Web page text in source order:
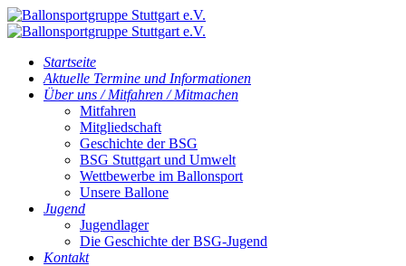
Startseite
Aktuelle Termine und Informationen
Über uns / Mitfahren / Mitmachen
Mitfahren
Mitgliedschaft
Geschichte der BSG
BSG Stuttgart und Umwelt
Wettbewerbe im Ballonsport
Unsere Ballone
Jugend
Jugendlager
Die Geschichte der BSG-Jugend
Kontakt